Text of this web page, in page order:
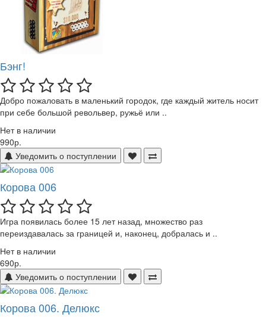
Бэнг!
Добро пожаловать в маленький городок, где каждый житель носит
при себе большой револьвер, ружьё или ..
Нет в наличии
990р.
Уведомить о поступлении
Корова 006
Игра появилась более 15 лет назад, множество раз
переиздавалась за границей и, наконец, добралась и ..
Нет в наличии
690р.
Уведомить о поступлении
Корова 006. Делюкс